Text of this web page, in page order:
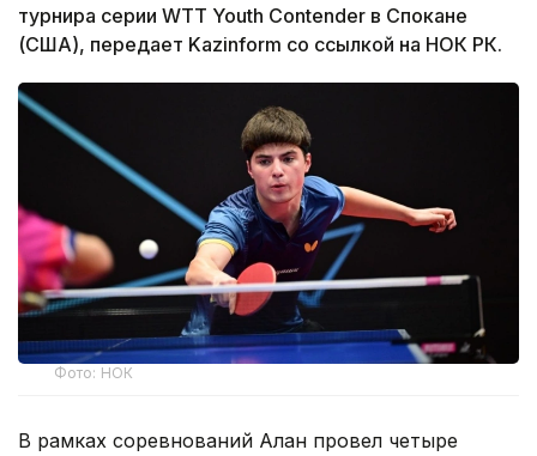
турнира серии WTT Youth Contender в Спокане
(США), передает Kazinform со ссылкой на НОК РК.
Фото: НОК
В рамках соревнований Алан провел четыре